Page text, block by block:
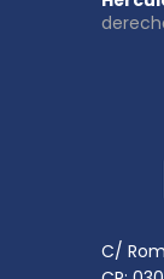
C/